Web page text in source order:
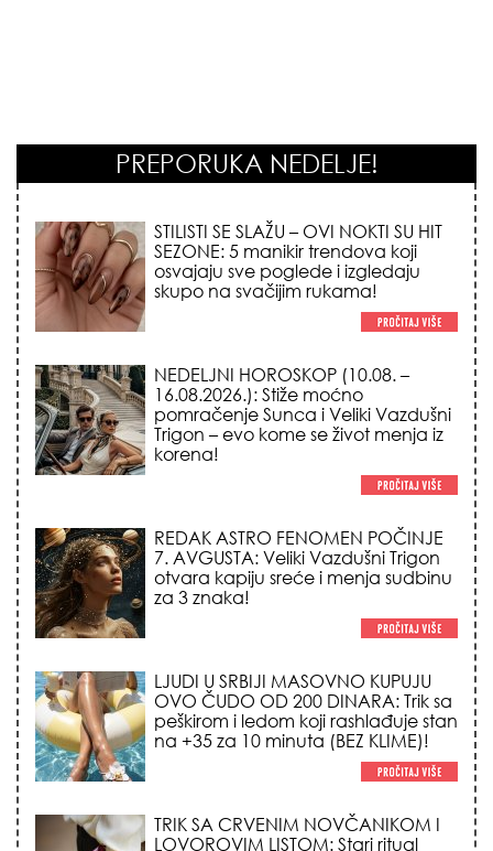
PREPORUKA NEDELJE!
STILISTI SE SLAŽU – OVI NOKTI SU HIT
SEZONE: 5 manikir trendova koji
osvajaju sve poglede i izgledaju
skupo na svačijim rukama!
NEDELJNI HOROSKOP (10.08. –
16.08.2026.): Stiže moćno
pomračenje Sunca i Veliki Vazdušni
Trigon – evo kome se život menja iz
korena!
REDAK ASTRO FENOMEN POČINJE
7. AVGUSTA: Veliki Vazdušni Trigon
otvara kapiju sreće i menja sudbinu
za 3 znaka!
LJUDI U SRBIJI MASOVNO KUPUJU
OVO ČUDO OD 200 DINARA: Trik sa
peškirom i ledom koji rashlađuje stan
na +35 za 10 minuta (BEZ KLIME)!
TRIK SA CRVENIM NOVČANIKOM I
LOVOROVIM LISTOM: Stari ritual